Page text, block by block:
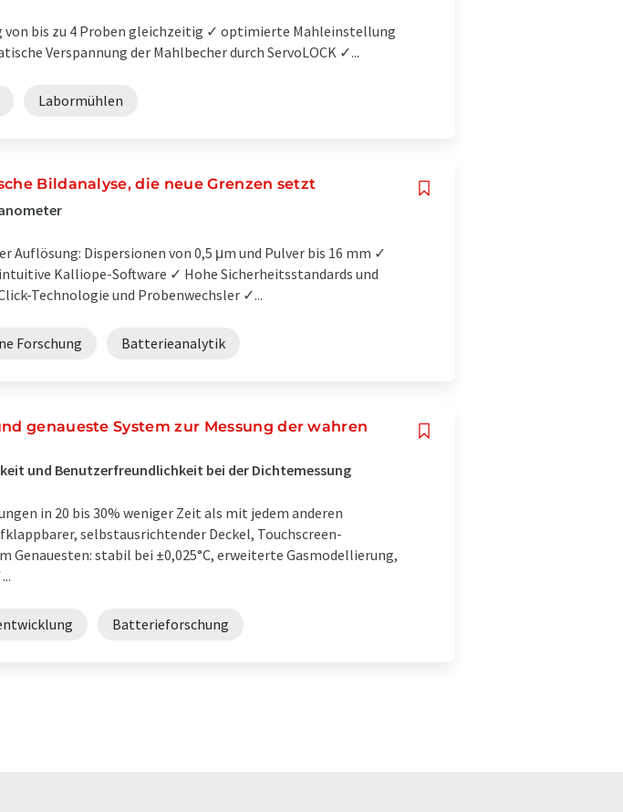
von bis zu 4 Proben gleichzeitig ✓ optimierte Mahleinstellung
Verspannung der Mahlbecher durch ServoLOCK ✓...
Labormühlen
Bildanalyse, die neue Grenzen setzt
Auflösung: Dispersionen von 0,5 μm und Pulver bis 16 mm ✓
Kalliope-Software ✓ Hohe Sicherheitsstandards und
Technologie und Probenwechsler ✓...
Forschung Batterieanalytik
genaueste System zur Messung der wahren
und Benutzerfreundlichkeit bei der Dichtemessung
in 20 bis 30% weniger Zeit als mit jedem anderen
selbstausrichtender Deckel, Touchscreen-
Genauesten: stabil bei ±0,025°C, erweiterte Gasmodellierung,
Batterieforschung